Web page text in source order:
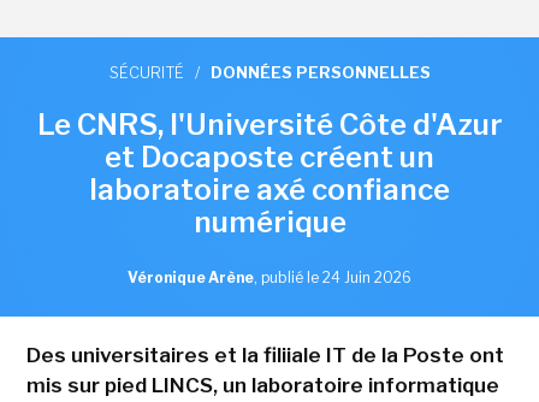
SÉCURITÉ / DONNÉES PERSONNELLES
Le CNRS, l'Université Côte d'Azur
et Docaposte créent un
laboratoire axé confiance
numérique
Véronique Arène, publié le 24 Juin 2026
Des universitaires et la filiiale IT de la Poste ont
mis sur pied LINCS, un laboratoire informatique